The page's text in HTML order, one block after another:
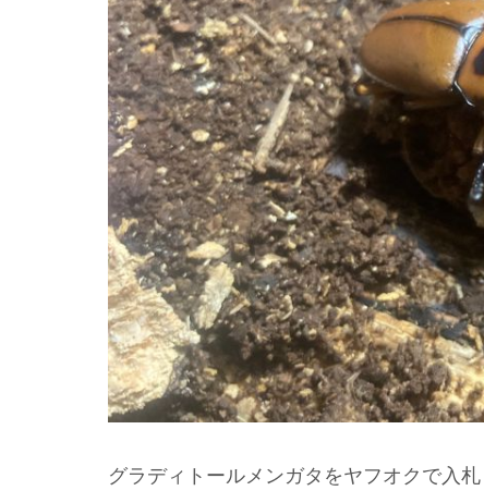
グラディトールメンガタをヤフオクで入札